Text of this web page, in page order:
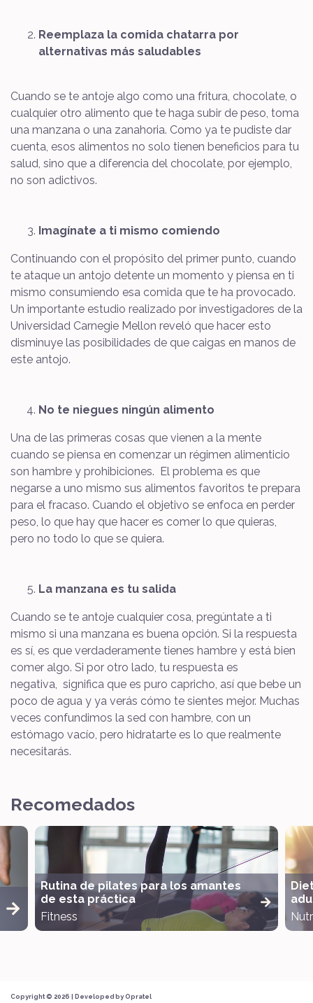
Reemplaza la comida chatarra por
alternativas más saludables
Cuando se te antoje algo como una fritura, chocolate, o
cualquier otro alimento que te haga subir de peso, toma
una manzana o una zanahoria. Como ya te pudiste dar
cuenta, esos alimentos no solo tienen beneficios para tu
salud, sino que a diferencia del chocolate, por ejemplo,
no son adictivos.
Imagínate a ti mismo comiendo
Continuando con el propósito del primer punto, cuando
te ataque un antojo detente un momento y piensa en ti
mismo consumiendo esa comida que te ha provocado.
Un importante estudio realizado por investigadores de la
Universidad Carnegie Mellon reveló que hacer esto
disminuye las posibilidades de que caigas en manos de
este antojo.
No te niegues ningún alimento
Una de las primeras cosas que vienen a la mente
cuando se piensa en comenzar un régimen alimenticio
son hambre y prohibiciones. El problema es que
negarse a uno mismo sus alimentos favoritos te prepara
para el fracaso. Cuando el objetivo se enfoca en perder
peso, lo que hay que hacer es comer lo que quieras,
pero no todo lo que se quiera.
La manzana es tu salida
Cuando se te antoje cualquier cosa, pregúntate a ti
mismo si una manzana es buena opción. Si la respuesta
es sí, es que verdaderamente tienes hambre y está bien
comer algo. Si por otro lado, tu respuesta es
negativa, significa que es puro capricho, así que bebe un
poco de agua y ya verás cómo te sientes mejor. Muchas
veces confundimos la sed con hambre, con un
estómago vacío, pero hidratarte es lo que realmente
necesitarás.
Recomedados
Rutina de pilates para los amantes
de esta práctica
Fitness
Copyright © 2026 | Developed by Opratel